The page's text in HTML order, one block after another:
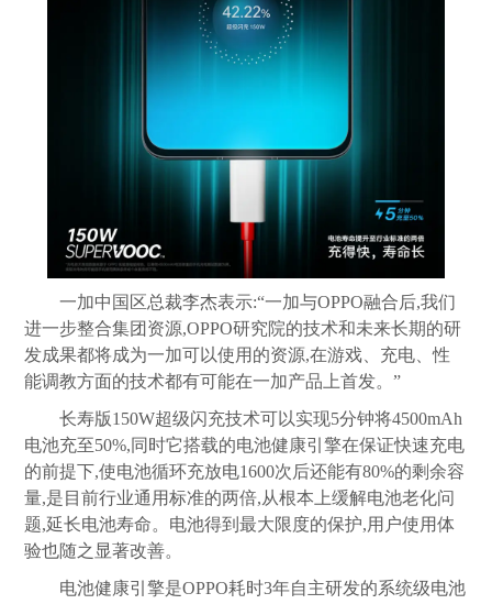
一加中国区总裁李杰表示:“一加与OPPO融合后,我们
进一步整合集团资源,OPPO研究院的技术和未来长期的研
发成果都将成为一加可以使用的资源,在游戏、充电、性
能调教方面的技术都有可能在一加产品上首发。”
长寿版150W超级闪充技术可以实现5分钟将4500mAh
电池充至50%,同时它搭载的电池健康引擎在保证快速充电
的前提下,使电池循环充放电1600次后还能有80%的剩余容
量,是目前行业通用标准的两倍,从根本上缓解电池老化问
题,延长电池寿命。电池得到最大限度的保护,用户使用体
验也随之显著改善。
电池健康引擎是OPPO耗时3年自主研发的系统级电池